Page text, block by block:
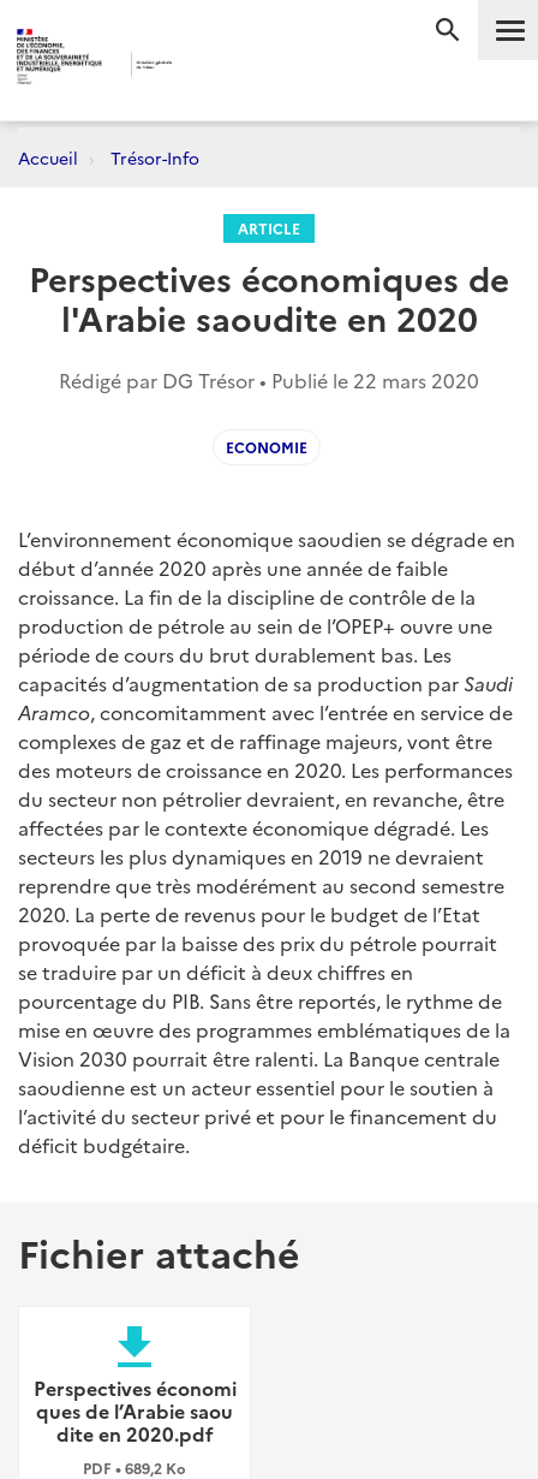
Accueil Trésor-Info
ARTICLE
Perspectives économiques de
l'Arabie saoudite en 2020
Rédigé par DG Trésor • Publié le 22 mars 2020
ECONOMIE
L’environnement économique saoudien se dégrade en
début d’année 2020 après une année de faible
croissance. La fin de la discipline de contrôle de la
production de pétrole au sein de l’OPEP+ ouvre une
période de cours du brut durablement bas. Les
capacités d’augmentation de sa production parSaudi
Aramco, concomitamment avec l’entrée en service de
complexes de gaz et de raffinage majeurs, vont être
des moteurs de croissance en 2020. Les performances
du secteur non pétrolier devraient, en revanche, être
affectées par le contexte économique dégradé. Les
secteurs les plus dynamiques en 2019 ne devraient
reprendre que très modérément au second semestre
2020. La perte de revenus pour le budget de l’Etat
provoquée par la baisse des prix du pétrole pourrait
se traduire par un déficit à deux chiffres en
pourcentage du PIB. Sans être reportés, le rythme de
mise en œuvre des programmes emblématiques de la
Vision 2030 pourrait être ralenti. La Banque centrale
saoudienne est un acteur essentiel pour le soutien à
l’activité du secteur privé et pour le financement du
déficit budgétaire.
Fichier attaché
file_download
Perspectives économi
ques de l’Arabie saou
dite en 2020.pdf
PDF • 689,2 Ko